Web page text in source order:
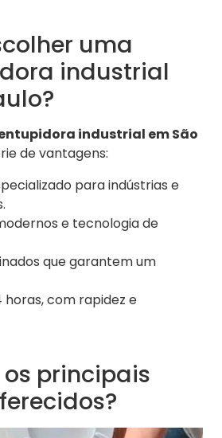
uma
industrial
industrial em São
de vantagens:
para indústrias e
e tecnologia de
que garantem um
com rapidez e
principais